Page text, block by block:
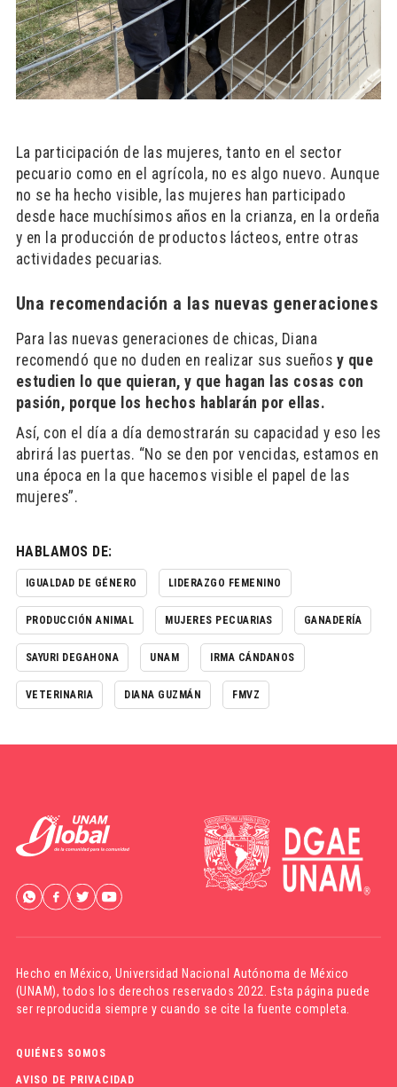
La participación de las mujeres, tanto en el sector
pecuario como en el agrícola, no es algo nuevo. Aunque
no se ha hecho visible, las mujeres han participado
desde hace muchísimos años en la crianza, en la ordeña
y en la producción de productos lácteos, entre otras
actividades pecuarias.
Una recomendación a las nuevas generaciones
Para las nuevas generaciones de chicas, Diana
recomendó que no duden en realizar sus sueños y que
estudien lo que quieran, y que hagan las cosas con
pasión, porque los hechos hablarán por ellas.
Así, con el día a día demostrarán su capacidad y eso les
abrirá las puertas. “No se den por vencidas, estamos en
una época en la que hacemos visible el papel de las
mujeres”.
HABLAMOS DE:
IGUALDAD DE GÉNERO LIDERAZGO FEMENINO
PRODUCCIÓN ANIMAL MUJERES PECUARIAS GANADERÍA
SAYURI DEGAHONA UNAM IRMA CÁNDANOS
VETERINARIA DIANA GUZMÁN FMVZ
Hecho en México,Universidad Nacional Autónoma de México
(UNAM), todos los derechos reservados 2022. Esta página puede
ser reproducida siempre y cuando se cite la fuente completa.
QUIÉNES SOMOS
AVISO DE PRIVACIDAD